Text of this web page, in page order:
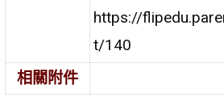
https://
t/140
相關附件